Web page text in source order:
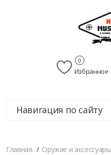
Избранное
0
Навигация по сайту
Главная
Оружие и аксессуары